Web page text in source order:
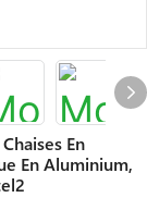
En
En Aluminium,